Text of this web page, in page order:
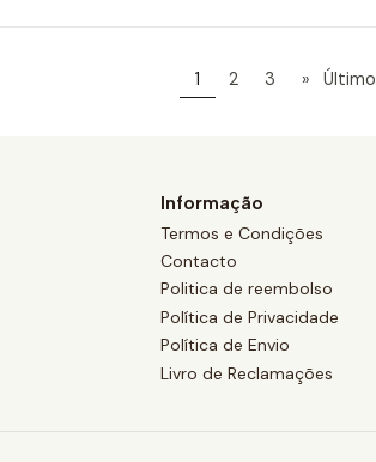
1 2 3 » Último
Informação
Termos e Condições
Contacto
Politica de reembolso
Política de Privacidade
Política de Envio
Livro de Reclamações